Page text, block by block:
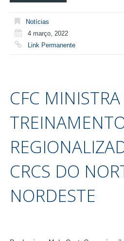
Notícias
4 março, 2022
Link Permanente
CFC MINISTRA
CRCS DO
NORDESTE